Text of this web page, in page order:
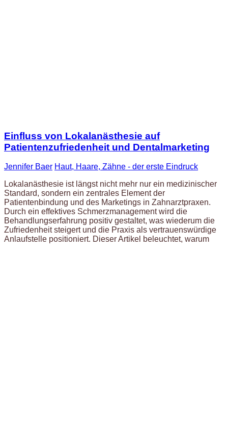
Einfluss von Lokalanästhesie auf
Patientenzufriedenheit und Dentalmarketing
Jennifer Baer Haut, Haare, Zähne - der erste Eindruck
Lokalanästhesie ist längst nicht mehr nur ein medizinischer
Standard, sondern ein zentrales Element der
Patientenbindung und des Marketings in Zahnarztpraxen.
Durch ein effektives Schmerzmanagement wird die
Behandlungserfahrung positiv gestaltet, was wiederum die
Zufriedenheit steigert und die Praxis als vertrauenswürdige
Anlaufstelle positioniert. Dieser Artikel beleuchtet, warum